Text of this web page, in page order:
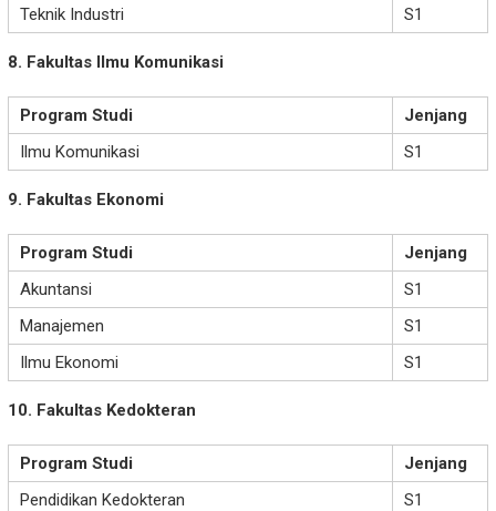
Teknik Industri
S1
8. Fakultas Ilmu Komunikasi
Program Studi
Jenjang
Ilmu Komunikasi
S1
9. Fakultas Ekonomi
Program Studi
Jenjang
Akuntansi
S1
Manajemen
S1
Ilmu Ekonomi
S1
10. Fakultas Kedokteran
Program Studi
Jenjang
Pendidikan Kedokteran
S1